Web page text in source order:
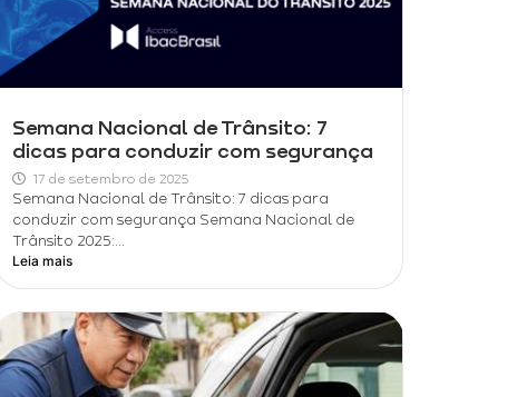
Semana Nacional de Trânsito: 7
dicas para conduzir com segurança
17 de setembro de 2025
Semana Nacional de Trânsito: 7 dicas para
conduzir com segurança Semana Nacional de
Trânsito 2025:...
Leia mais